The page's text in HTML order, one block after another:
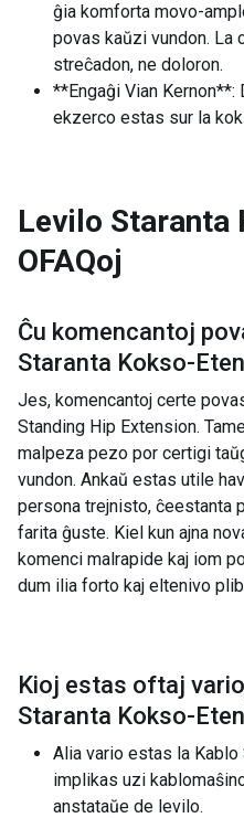
ĝia komforta movo-
povas kaŭzi vundon. La
streĉadon, ne doloron.
**Engaĝi Vian
ekzerco estas sur la
Levilo Staranta
OFAQoj
Ĉu komencantoj
Staranta Kokso-
Jes, komencantoj certe
Standing Hip Extension.
malpeza pezo por certigi
vundon. Ankaŭ estas utile
persona trejnisto, ĉeestanta
farita ĝuste. Kiel kun ajna
komenci malrapide kaj iom
dum ilia forto kaj eltenivo
Kioj estas oftaj
Staranta Kokso-
Alia vario estas la
implikas uzi
anstataŭe de levilo.